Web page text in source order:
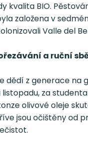
BIO.
založena v
Valle del
a ruční
z generace na
za
olivové oleje
jsou očištěny od